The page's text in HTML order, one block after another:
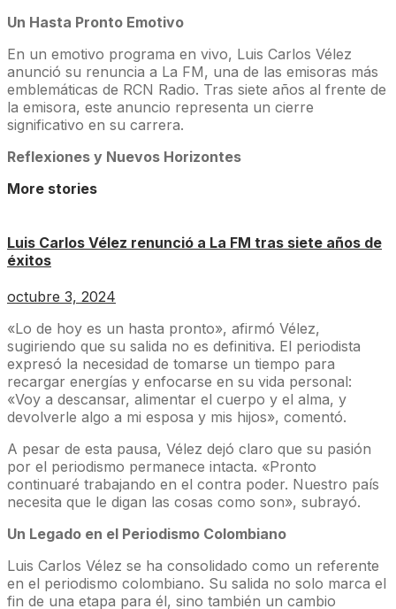
Un Hasta Pronto Emotivo
En un emotivo programa en vivo, Luis Carlos Vélez
anunció su renuncia a La FM, una de las emisoras más
emblemáticas de RCN Radio. Tras siete años al frente de
la emisora, este anuncio representa un cierre
significativo en su carrera.
Reflexiones y Nuevos Horizontes
More stories
Luis Carlos Vélez renunció a La FM tras siete años de
éxitos
octubre 3, 2024
«Lo de hoy es un hasta pronto», afirmó Vélez,
sugiriendo que su salida no es definitiva. El periodista
expresó la necesidad de tomarse un tiempo para
recargar energías y enfocarse en su vida personal:
«Voy a descansar, alimentar el cuerpo y el alma, y
devolverle algo a mi esposa y mis hijos», comentó.
A pesar de esta pausa, Vélez dejó claro que su pasión
por el periodismo permanece intacta. «Pronto
continuaré trabajando en el contra poder. Nuestro país
necesita que le digan las cosas como son», subrayó.
Un Legado en el Periodismo Colombiano
Luis Carlos Vélez se ha consolidado como un referente
en el periodismo colombiano. Su salida no solo marca el
fin de una etapa para él, sino también un cambio